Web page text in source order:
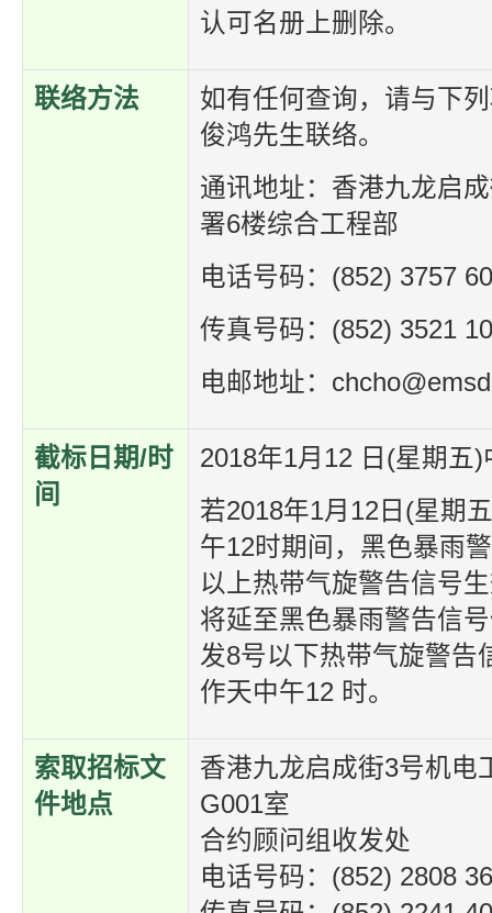
认可名册上删除。
联络方法
如有任何查询，请与下
俊鸿先生联络。
通讯地址：香港九龙启
署6楼综合工程部
电话号码：(852) 3757
传真号码：(852) 3521
电邮地址：
截标日期/时
间
2018年1月12 日(星期五)
若2018年1月12日(星期
午12时期间，黑色暴雨
以上热带气旋警告信号
将延至黑色暴雨警告信
发8号以下热带气旋警告
作天中午12 时。
索取招标文
件地点
香港九龙启成街3号机电
G001室
合约顾问组收发处
电话号码：(852) 2808